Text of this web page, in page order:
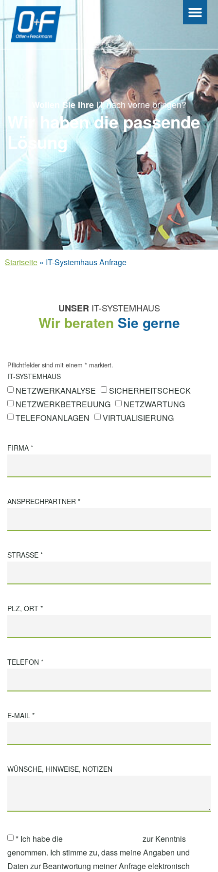
Wollen Sie IhreIT nach vorne bringen?
Wir haben die passende
Lösung
Startseite » IT-Systemhaus Anfrage
UNSER IT-SYSTEMHAUS
Wir beraten Sie gerne
Pflichtfelder sind mit einem * markiert.
IT-SYSTEMHAUS
NETZWERKANALYSE
SICHERHEITSCHECK
NETZWERKBETREUUNG
NETZWARTUNG
TELEFONANLAGEN
VIRTUALISIERUNG
FIRMA *
ANSPRECHPARTNER *
STRASSE *
PLZ, ORT *
TELEFON *
E-MAIL *
WÜNSCHE, HINWEISE, NOTIZEN
* Ich habe die
zur Kenntnis
genommen. Ich stimme zu, dass meine Angaben und
Daten zur Beantwortung meiner Anfrage elektronisch